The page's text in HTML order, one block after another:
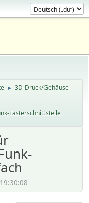
► 3D-Druck/Gehäuse
Tasterschnittstelle